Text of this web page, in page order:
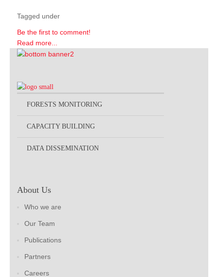
Tagged under
Be the first to comment!
Read more...
FORESTS MONITORING
CAPACITY BUILDING
DATA DISSEMINATION
About Us
Who we are
Our Team
Publications
Partners
Careers